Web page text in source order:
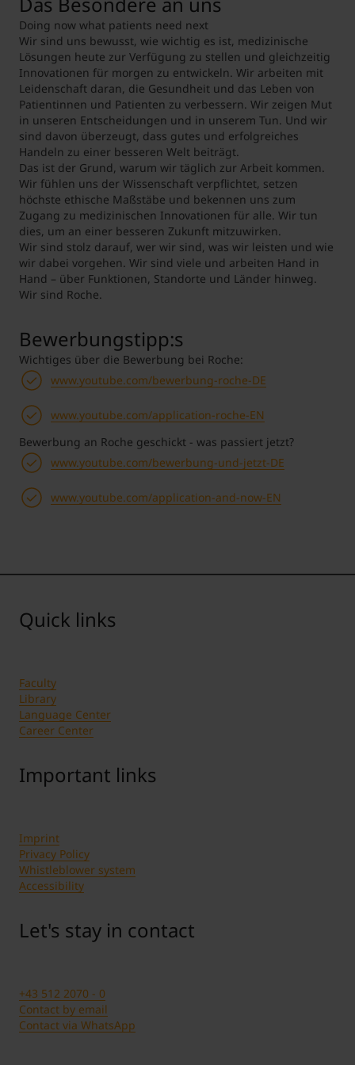
*mit Jobangeboten von Roche
Doing now what patients need next
Wir sind uns bewusst, wie wichtig es ist, medizinische
Lösungen heute zur Verfügung zu stellen und gleichzeitig
Innovationen für morgen zu entwickeln. Wir arbeiten mit
Leidenschaft daran, die Gesundheit und das Leben von
Patientinnen und Patienten zu verbessern. Wir zeigen Mut
in unseren Entscheidungen und in unserem Tun. Und wir
sind davon überzeugt, dass gutes und erfolgreiches
Handeln zu einer besseren Welt beiträgt.
Das ist der Grund, warum wir täglich zur Arbeit kommen.
Wir fühlen uns der Wissenschaft verpflichtet, setzen
höchste ethische Maßstäbe und bekennen uns zum
Zugang zu medizinischen Innovationen für alle. Wir tun
dies, um an einer besseren Zukunft mitzuwirken.
Wir sind stolz darauf, wer wir sind, was wir leisten und wie
wir dabei vorgehen. Wir sind viele und arbeiten Hand in
Hand – über Funktionen, Standorte und Länder hinweg.
Wir sind Roche.
Bewerbungstipp:s
Wichtiges über die Bewerbung bei Roche:
www.youtube.com/bewerbung-roche-DE
www.youtube.com/application-roche-EN
Bewerbung an Roche geschickt - was passiert jetzt?
www.youtube.com/bewerbung-und-jetzt-DE
www.youtube.com/application-and-now-EN
Quick links
Faculty
Library
Language Center
Career Center
Important links
Imprint
Privacy Policy
Whistleblower system
Accessibility
Let's stay in contact
+43 512 2070 - 0
Contact by email
Contact via WhatsApp